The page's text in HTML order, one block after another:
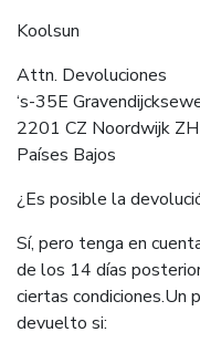
Koolsun
Attn. Devoluciones
‘s-35E
2201 CZ Noordwijk ZH
Países Bajos
¿Es posible la
Sí, pero tenga en
de los 14 días
ciertas condiciones.Un
devuelto si: